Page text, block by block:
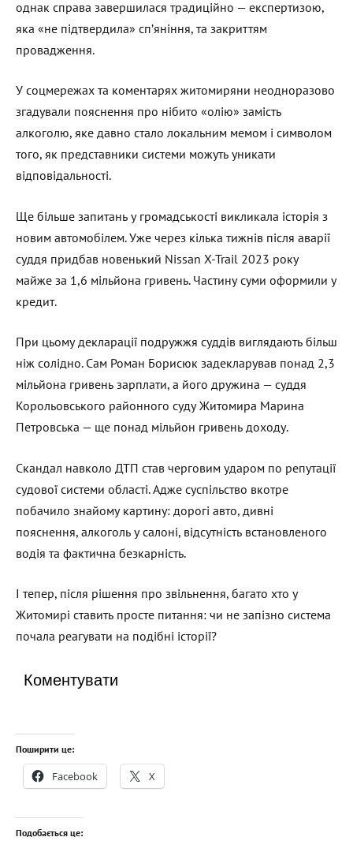
однак справа завершилася традиційно — експертизою,
яка «не підтвердила» сп’яніння, та закриттям
провадження.
У соцмережах та коментарях житомиряни неодноразово
згадували пояснення про нібито «олію» замість
алкоголю, яке давно стало локальним мемом і символом
того, як представники системи можуть уникати
відповідальності.
Ще більше запитань у громадськості викликала історія з
новим автомобілем. Уже через кілька тижнів після аварії
суддя придбав новенький Nissan X-Trail 2023 року
майже за 1,6 мільйона гривень. Частину суми оформили у
кредит.
При цьому декларації подружжя суддів виглядають більш
ніж солідно. Сам Роман Борисюк задекларував понад 2,3
мільйона гривень зарплати, а його дружина — суддя
Корольовського районного суду Житомира Марина
Петровська — ще понад мільйон гривень доходу.
Скандал навколо ДТП став черговим ударом по репутації
судової системи області. Адже суспільство вкотре
побачило знайому картину: дорогі авто, дивні
пояснення, алкоголь у салоні, відсутність встановленого
водія та фактична безкарність.
І тепер, після рішення про звільнення, багато хто у
Житомирі ставить просте питання: чи не запізно система
почала реагувати на подібні історії?
Коментувати
Поширити це:
Facebook X
Подобається це: